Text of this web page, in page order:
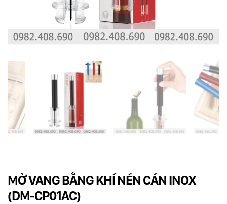
Xô ướp đá rượu vang
Khác
Giới thiệu
Kiến thức
Liên hệ
MỞ VANG BẰNG KHÍ NÉN CÁN INOX
(DM-CP01AC)